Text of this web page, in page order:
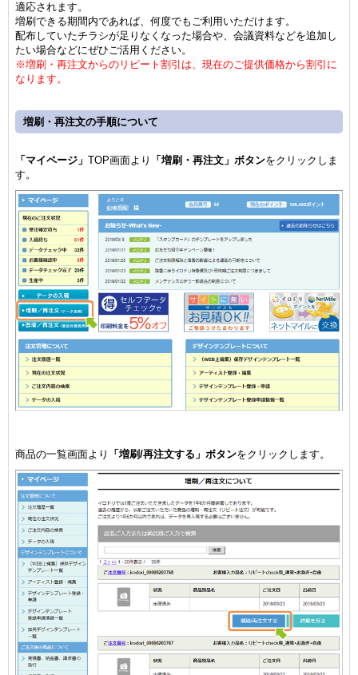
適応されます。
増刷できる期間内であれば、何度でもご利用いただけます。
配布していたチラシが足りなくなった場合や、会議資料などを追加し
たい場合などにぜひご活用ください。
※増刷・再注文からのリピート割引は、現在のご提供価格から割引に
なります。
増刷・再注文の手順について
「マイページ」 TOP画面より 「増刷・再注文」ボタンをクリックしま
す。
商品の一覧画面より 「増刷/再注文する」ボタンをクリックします。